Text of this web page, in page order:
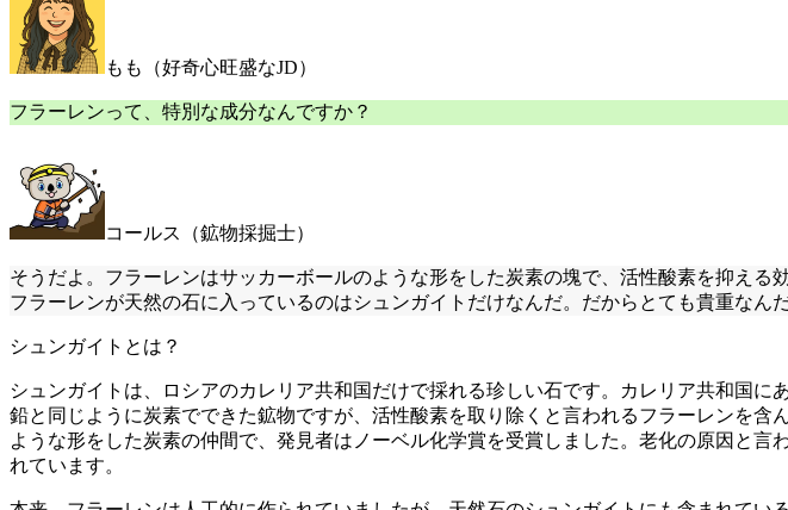
もも（好奇心旺盛なJD）
フラーレンって、特別な成分なんですか？
コールス（鉱物採掘士）
そうだよ。フラーレンはサッカーボールのような形をした炭素の塊で、活性酸素を抑え
フラーレンが天然の石に入っているのはシュンガイトだけなんだ。だからとても貴重なんだ
シュンガイトとは？
シュンガイトは、ロシアのカレリア共和国だけで採れる珍しい石です。カレリア共和国
鉛と同じように炭素でできた鉱物ですが、活性酸素を取り除くと言われるフラーレンを
ような形をした炭素の仲間で、発見者はノーベル化学賞を受賞しました。老化の原因と
れています。